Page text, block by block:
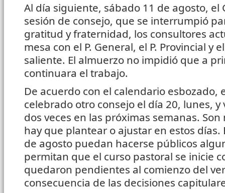
Al día siguiente, sábado 11 de agosto, el
sesión de consejo, que se interrumpió
gratitud y fraternidad, los consultores
mesa con el P. General, el P. Provincial y
saliente. El almuerzo no impidió que a
continuara el trabajo.
De acuerdo con el calendario esbozado,
celebrado otro consejo el día 20, lunes,
dos veces en las próximas semanas.
hay que plantear o ajustar en estos días.
de agosto puedan hacerse públicos
permitan que el curso pastoral se inicie
quedaron pendientes al comienzo del
consecuencia de las decisiones